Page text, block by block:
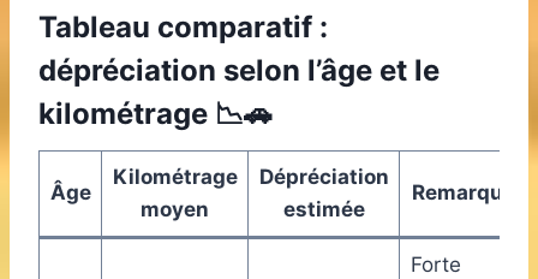
Tableau comparatif :
dépréciation selon l’âge et le
kilométrage 📉🚗
Âge
Kilométrage
moyen
Dépréciation
estimée
Remarque
Forte